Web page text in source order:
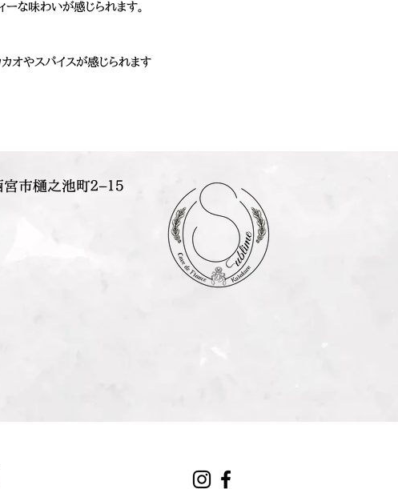
ーな味わいが感じられます。
オやスパイスが感じられます
市樋之池町２−１５